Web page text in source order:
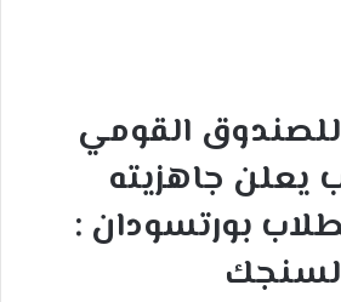
للصندوق القومي
يعلن جاهزيته
بورتسودان :